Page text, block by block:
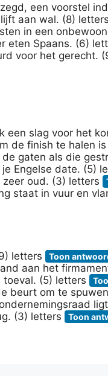
een voorstel
aan wal. (8) letters
in een
eten Spaans. (6)
voor het gerecht.
een slag voor het
de finish te halen
gaten als die
Engelse date. (5)
oud. (3) letters
staat in vuur en
letters Toon
aan het
toeval. (5) letters
beurt om te
(3) letters Toon